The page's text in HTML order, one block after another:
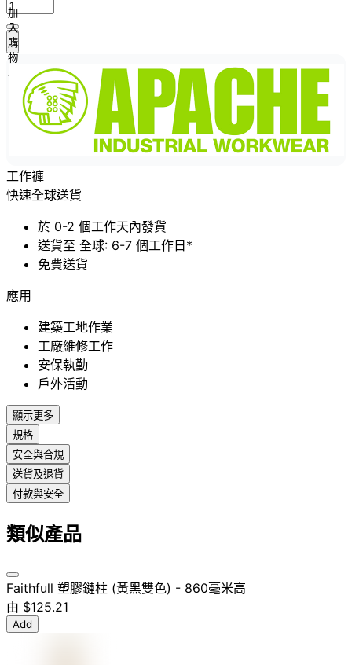
加
入
購
物
工作褲
快速全球送貨
於 0-2 個工作天內發貨
送貨至 全球: 6-7 個工作日*
免費送貨
應用
建築工地作業
工廠維修工作
安保執勤
戶外活動
顯示更多
規格
安全與合規
送貨及退貨
付款與安全
類似產品
Faithfull 塑膠鏈柱 (黃黑雙色) - 860毫米高
由 $125.21
Add